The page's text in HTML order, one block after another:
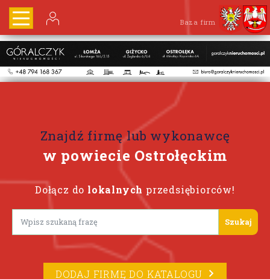
Baza firm
Znajdź firmę lub wykonawcę
w powiecie Ostrołęckim
Dołącz do lokalnych przedsiębiorców!
Lorem ipsum
DODAJ FIRMĘ DO KATALOGU